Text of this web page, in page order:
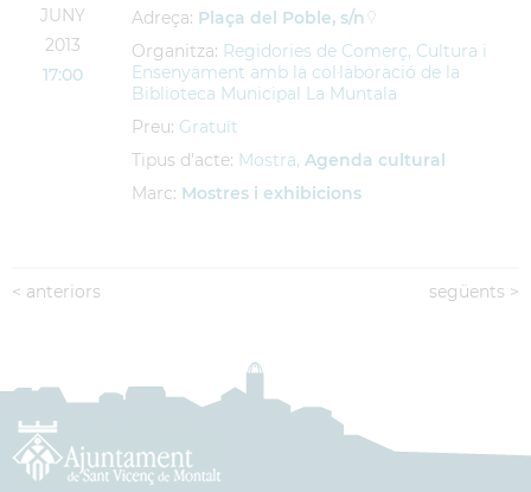
JUNY
2013
17:00
Adreça: Plaça del Poble, s/n
Organitza: Regidories de Comerç, Cultura i
Ensenyament amb la col·laboració de la
Biblioteca Municipal La Muntala
Preu: Gratuït
Tipus d'acte: Mostra, Agenda cultural
Marc: Mostres i exhibicions
< anteriors següents >